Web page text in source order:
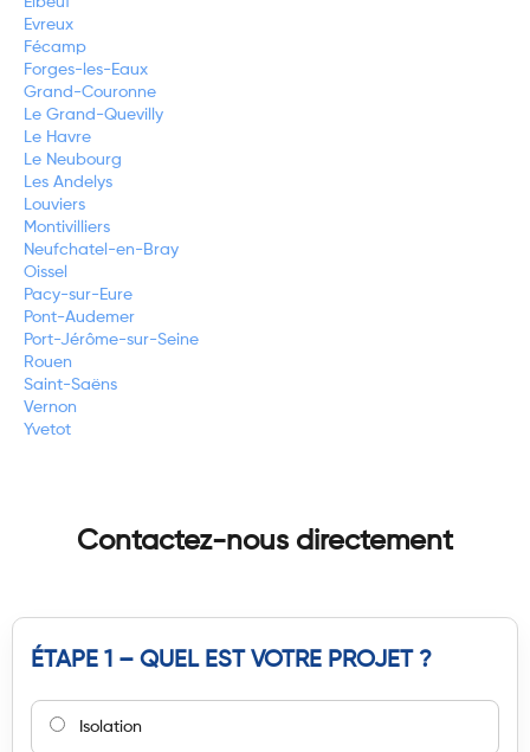
Evreux
Fécamp
Forges-les-Eaux
Grand-Couronne
Le Grand-Quevilly
Le Havre
Le Neubourg
Les Andelys
Louviers
Montivilliers
Neufchatel-en-Bray
Oissel
Pacy-sur-Eure
Pont-Audemer
Port-Jérôme-sur-Seine
Rouen
Saint-Saëns
Vernon
Yvetot
Contactez-nous directement
ÉTAPE 1 – QUEL EST VOTRE PROJET ?
Isolation